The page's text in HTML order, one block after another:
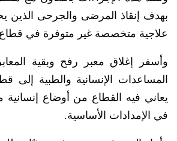
بهدف إنقاذ المرضى والجرحى الذين
علاجية متخصصة غير متوفرة في
وأسفر إغلاق معبر رفح وبقية
المساعدات الإنسانية والطبية
يعاني فيه القطاع من أوضاع
في الإمدادات الأساسية.